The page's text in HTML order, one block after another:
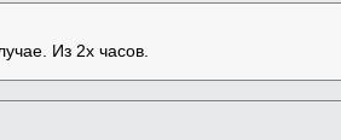
Из 2х часов.